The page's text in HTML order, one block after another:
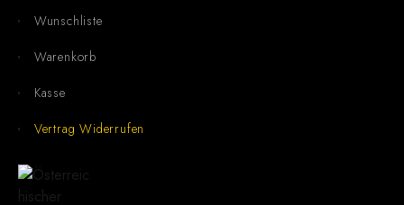
Wunschliste
Warenkorb
Kasse
Vertrag Widerrufen